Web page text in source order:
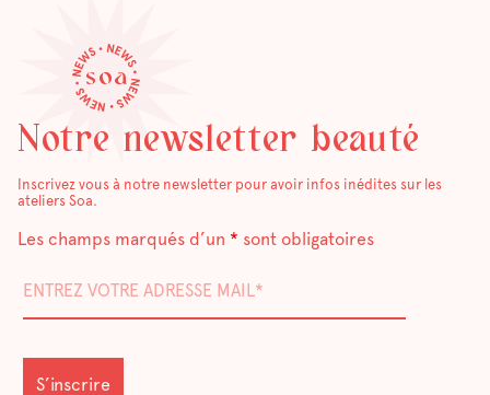
Notre newsletter beauté
Inscrivez vous à notre newsletter pour avoir infos inédites sur les
ateliers Soa.
Les champs marqués d’un * sont obligatoires